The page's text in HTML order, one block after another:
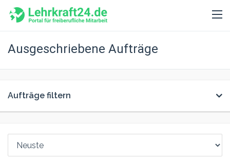
Ausgeschriebene Aufträge
Aufträge filtern